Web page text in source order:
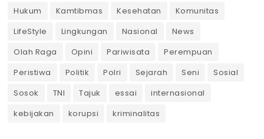
Hukum
Kamtibmas Kesehatan
Komunitas
LifeStyle
Lingkungan Nasional
News
Olah Raga
Opini Pariwisata
Perempuan
Peristiwa
Politik Polri Sejarah Seni
Sosial
Sosok
TNI Tajuk essai
internasional
kebijakan
korupsi kriminalitas